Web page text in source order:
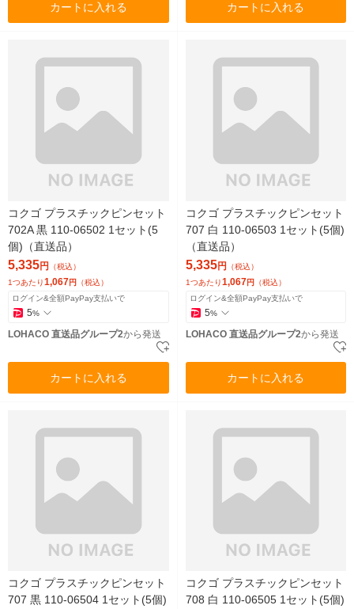
カートに入れる カートに入れる
コクゴ プラスチックピンセット
702A 黒 110-06502 1セット(5
個)（直送品）
5,335円 （税込）
1つあたり1,067円 （税込）
ログイン&全額PayPay支払いで
5%
LOHACO 直送品グループ2から発送
カートに入れる
コクゴ プラスチックピンセット
707 白 110-06503 1セット(5個)
（直送品）
5,335円 （税込）
1つあたり1,067 円 （税込）
ログイン&全額PayPay支払いで
5%
LOHACO 直送品グループ2から発送
カートに入れる
コクゴ プラスチックピンセット
707 黒 110-06504 1セット(5個)
コクゴ プラスチックピンセット
708 白 110-06505 1セット(5個)